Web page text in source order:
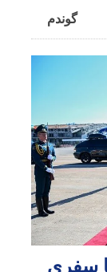
گوندم
سفری